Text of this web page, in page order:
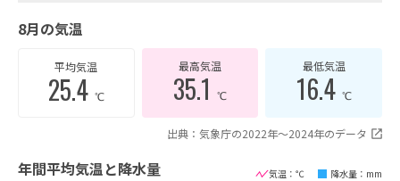
8月の気温
平均気温
25.4 ℃
最高気温
35.1 ℃
最低気温
16.4 ℃
出典：気象庁の2022年〜2024年のデータ
年間平均気温と降水量 気温：℃ 降水量：mm